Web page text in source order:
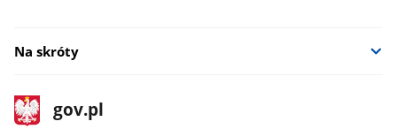
Na skróty
stopka
gov.pl
Strona
gov.pl